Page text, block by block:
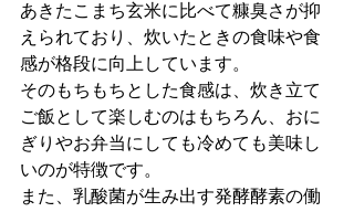
あきたこまち玄米に比べて糠臭さが抑
えられており、炊いたときの食味や食
感が格段に向上しています。
そのもちもちとした食感は、炊き立て
ご飯として楽しむのはもちろん、おに
ぎりやお弁当にしても冷めても美味し
いのが特徴です。
また、乳酸菌が生み出す発酵酵素の働